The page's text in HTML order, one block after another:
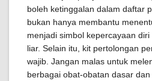
boleh ketinggalan dalam daftar
bukan hanya membantu
menjadi simbol kepercayaan
liar. Selain itu, kit pertolongan
wajib. Jangan malas untuk
berbagai obat-obatan dasar